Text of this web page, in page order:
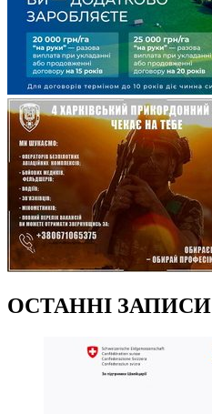
ОСТАННІ ЗАПИСИ